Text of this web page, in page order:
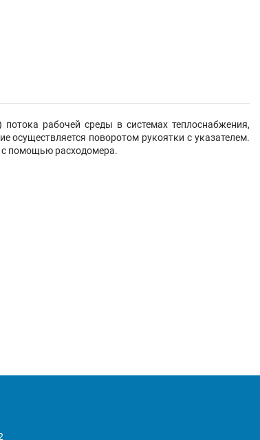
рабочей среды в системах теплоснабжения,
осуществляется поворотом рукоятки с указателем.
с помощью расходомера.